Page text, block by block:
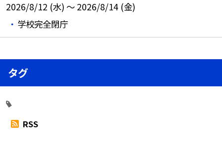
2026/8/12 (水) ～ 2026/8/14 (金)
学校完全閉庁
タグ
RSS